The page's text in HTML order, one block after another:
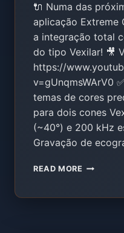
🔌 Numa das
aplicação Extreme
a integração total
do tipo Vexilar! 🎥
https://
v=gUnqmsWArV0
temas de cores
para dois cones
(~40°) e 200 kHz
Gravação de
READ MORE